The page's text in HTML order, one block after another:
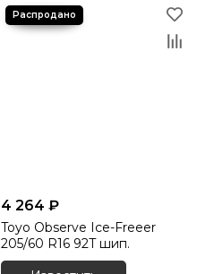
4 264 ₽
Toyo Observe Ice-Freeer
205/60 R16 92T шип.